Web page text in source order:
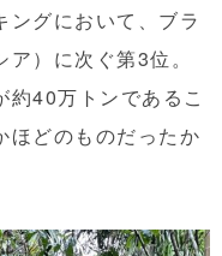
ングにおいて、ブラ
）に次ぐ第3位。
約40万トンであるこ
ほどのものだったか